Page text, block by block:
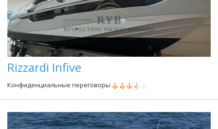
Rizzardi Infive
Конфиденциальные переговоры